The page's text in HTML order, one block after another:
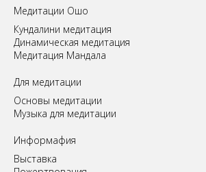
Медитации Ошо
Кундалини медитация
Динамическая медитация
Медитация Мандала
Для медитации
Основы медитации
Музыка для медитации
Информафия
Выставка